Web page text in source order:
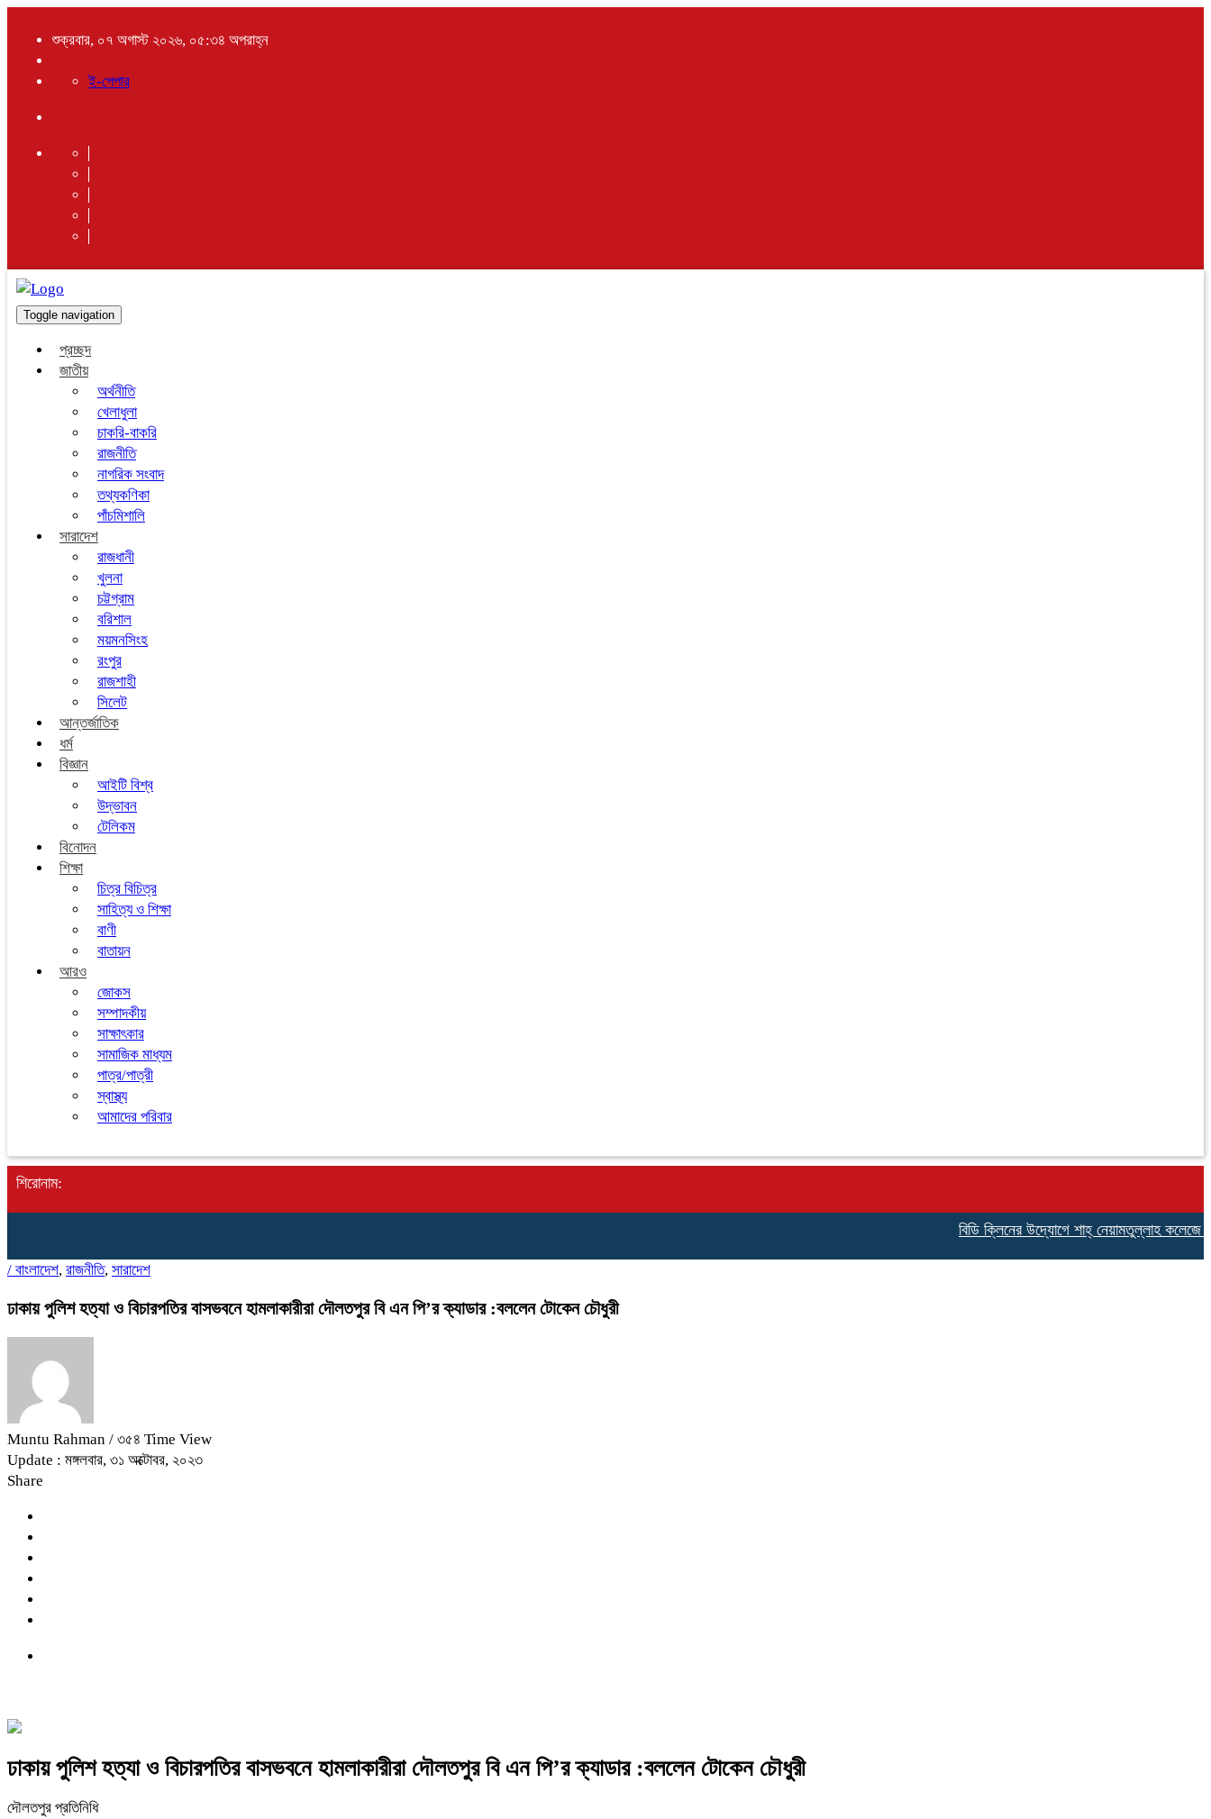
শুক্রবার, ০৭ অগাস্ট ২০২৬, ০৫:৩৪ অপরাহ্ন
ই-পেপার
Toggle navigation
প্রচ্ছদ
জাতীয়
অর্থনীতি
খেলাধুলা
চাকরি-বাকরি
রাজনীতি
নাগরিক সংবাদ
তথ্যকণিকা
পাঁচমিশালি
সারাদেশ
রাজধানী
খুলনা
চট্টগ্রাম
বরিশাল
ময়মনসিংহ
রংপুর
রাজশাহী
সিলেট
আন্তর্জাতিক
ধর্ম
বিজ্ঞান
আইটি বিশ্ব
উদ্ভাবন
টেলিকম
বিনোদন
শিক্ষা
চিত্র বিচিত্র
সাহিত্য ও শিক্ষা
বাণী
বাতায়ন
আরও
জোকস
সম্পাদকীয়
সাক্ষাৎকার
সামাজিক মাধ্যম
পাত্র/পাত্রী
স্বাস্থ্য
আমাদের পরিবার
শিরোনাম:
বিডি ক্লিনের উদ্যোগে শাহ্ নেয়ামতুল্লাহ কলেজে
/ বাংলাদেশ, রাজনীতি, সারাদেশ
ঢাকায় পুলিশ হত্যা ও বিচারপতির বাসভবনে হামলাকারীরা দৌলতপুর বি এন পি’র ক্যাডার :বললেন টোকেন চৌধুরী
Muntu Rahman / ৩৫৪ Time View
Update : মঙ্গলবার, ৩১ অক্টোবর, ২০২৩
Share
ঢাকায় পুলিশ হত্যা ও বিচারপতির বাসভবনে হামলাকারীরা দৌলতপুর বি এন পি’র ক্যাডার :বললেন টোকেন চৌধুরী
দৌলতপুর প্রতিনিধি